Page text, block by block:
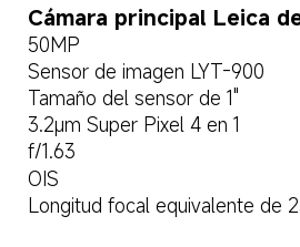
Cámara principal Leica
50MP
Sensor de imagen LYT-900
Tamaño del sensor de 1"
3.2μm Super Pixel 4 en 1
f/1.63
OIS
Longitud focal equivalente de